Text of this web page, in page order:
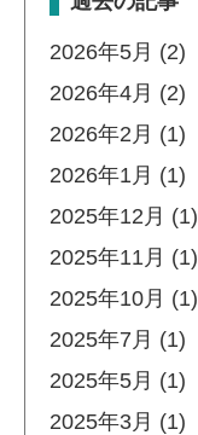
2026年5月 (2)
2026年4月 (2)
2026年2月 (1)
2026年1月 (1)
2025年12月 (1)
2025年11月 (1)
2025年10月 (1)
2025年7月 (1)
2025年5月 (1)
2025年3月 (1)